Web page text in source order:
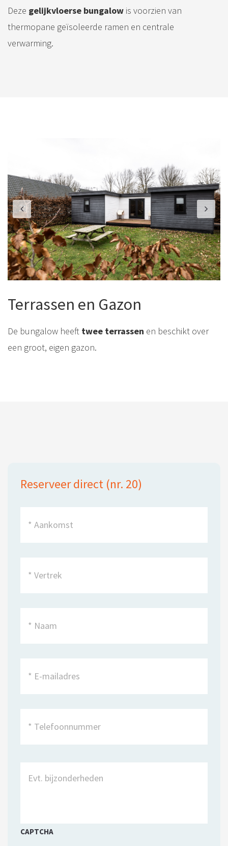
Deze gelijkvloerse bungalow is voorzien van
thermopane geïsoleerde ramen en centrale
verwarming.
Terrassen en Gazon
De bungalow heeft twee terrassen en beschikt over
een groot, eigen gazon.
Reserveer direct (nr. 20)
CAPTCHA